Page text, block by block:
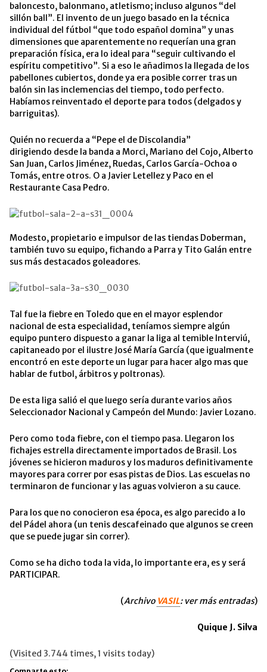
baloncesto, balonmano, atletismo; incluso algunos “del
sillón ball”. El invento de un juego basado en la técnica
individual del fútbol “que todo español domina” y unas
dimensiones que aparentemente no requerían una gran
preparación física, era lo ideal para “seguir cultivando el
espíritu competitivo”. Si a eso le añadimos la llegada de los
pabellones cubiertos, donde ya era posible correr tras un
balón sin las inclemencias del tiempo, todo perfecto.
Habíamos reinventado el deporte para todos (delgados y
barriguitas).
Quién no recuerda a “Pepe el de Discolandia”
dirigiendo desde la banda a Morci, Mariano del Cojo, Alberto
San Juan, Carlos Jiménez, Ruedas, Carlos García-Ochoa o
Tomás, entre otros. O a Javier Letellez y Paco en el
Restaurante Casa Pedro.
Modesto, propietario e impulsor de las tiendas Doberman,
también tuvo su equipo, fichando a Parra y Tito Galán entre
sus más destacados goleadores.
Tal fue la fiebre en Toledo que en el mayor esplendor
nacional de esta especialidad, teníamos siempre algún
equipo puntero dispuesto a ganar la liga al temible Interviú,
capitaneado por el ilustre José María García (que igualmente
encontró en este deporte un lugar para hacer algo mas que
hablar de futbol, árbitros y poltronas).
De esta liga salió el que luego sería durante varios años
Seleccionador Nacional y Campeón del Mundo: Javier Lozano.
Pero como toda fiebre, con el tiempo pasa. Llegaron los
fichajes estrella directamente importados de Brasil. Los
jóvenes se hicieron maduros y los maduros definitivamente
mayores para correr por esas pistas de Dios. Las escuelas no
terminaron de funcionar y las aguas volvieron a su cauce.
Para los que no conocieron esa época, es algo parecido a lo
del Pádel ahora (un tenis descafeinado que algunos se creen
que se puede jugar sin correr).
Como se ha dicho toda la vida, lo importante era, es y será
PARTICIPAR.
(Archivo VASIL: ver más entradas)
Quique J. Silva
(Visited 3.744 times, 1 visits today)